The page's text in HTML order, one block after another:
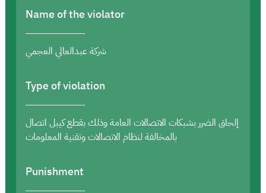
Name of the violator
شركة عبدالعالي العجمي
Type of violation
إلحاق الضرر بشبكات الاتصالات العامة وذلك بقطع كيبل اتصال
بالمخالفة لنظام الاتصالات وتقنية المعلومات
Punishment